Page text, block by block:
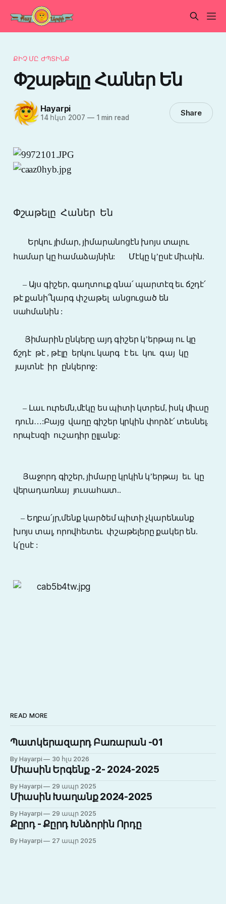
ՔԻՉ ՄԸ ԺՊՏԻՆՔ
Փշաթելը Հաներ Են
Hayarpi
14 հկտ 2007 —1 min read Share
Փշաթելը Հաներ Են
Երկու յիմար, յիմարանոցէն խոյս տալու
համար կը համաձայնին:
Մէկը կ’ըսէ միւսին.
– Այս գիշեր, գաղտուք գնա՛ պարտէզ եւ ճշդէ՛
թէ քանի՞կարգ փշաթել անցուցած են
սահմանին :
Յիմարին ընկերը այդ գիշեր կ’երթայ ու կը
ճշդէ թէ , թէլը երկու կարգ է եւ կու գայ կը
յայտնէ իր ընկերոջ:
– Լաւ ուրեմն,մէկը ես պիտի կտրեմ, իսկ միւսը
դուն…:Բայց վաղը գիշեր կրկին փորձէ՛ տեսնել.
որպէսզի ուշադիր ըլլանք:
Յաջորդ գիշեր, յիմարը կրկին կ’երթայ եւ կը
վերադառնայ յուսահատ..
– Եղբա՛յր,մենք կարծեմ պիտի չկարենանք
խոյս տալ, որովհետեւ փշաթելերը քակեր են.
կ՛ըսէ :
READ MORE
Պատկերազարդ Բառարան -01
By Hayarpi 30 հլս 2026
Միասին Երգենք -2- 2024-2025
By Hayarpi 29 ապր 2025
Միասին Խաղանք 2024-2025
By Hayarpi 29 ապր 2025
Քըրդ - Քըրդ Խնձորին Որդը
By Hayarpi 27 ապր 2025